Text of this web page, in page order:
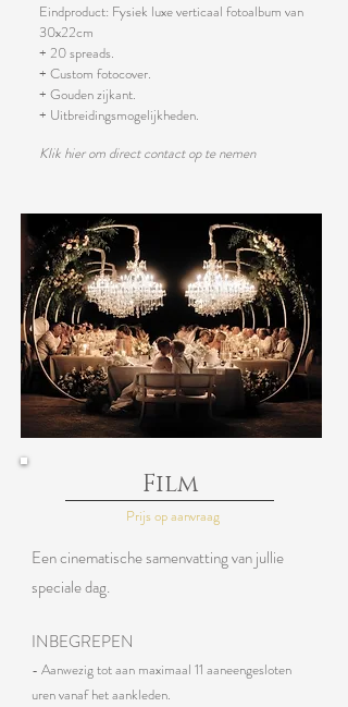
Eindproduct: Fysiek luxe verticaal fotoalbum van
30x22cm
+ 20 spreads.
+ Custom fotocover.
+ Gouden zijkant.
+ Uitbreidingsmogelijkheden.
Klik hier om direct contact op te nemen
Film
Prijs op aanvraag
Een cinematische samenvatting van jullie
speciale dag.
INBEGREPEN
- Aanwezig tot aan maximaal 11 aaneengesloten
uren vanaf het aankleden.